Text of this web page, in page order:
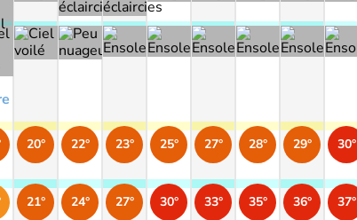
20°
21°
22°
24°
23°
27°
25°
30°
27°
33°
28°
35°
29°
36°
30°
37°